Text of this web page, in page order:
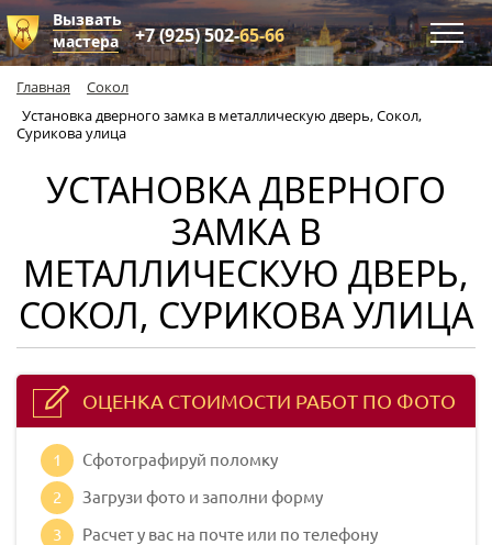
Вызвать
мастера
+7 (925) 502-65-66
Главная
Сокол
Установка дверного замка в металлическую дверь, Сокол,
Сурикова улица
УСТАНОВКА ДВЕРНОГО
ЗАМКА В
МЕТАЛЛИЧЕСКУЮ ДВЕРЬ,
СОКОЛ, СУРИКОВА УЛИЦА
ОЦЕНКА СТОИМОСТИ РАБОТ ПО ФОТО
1
Сфотографируй поломку
2
Загрузи фото и заполни форму
3
Расчет у вас на почте или по телефону